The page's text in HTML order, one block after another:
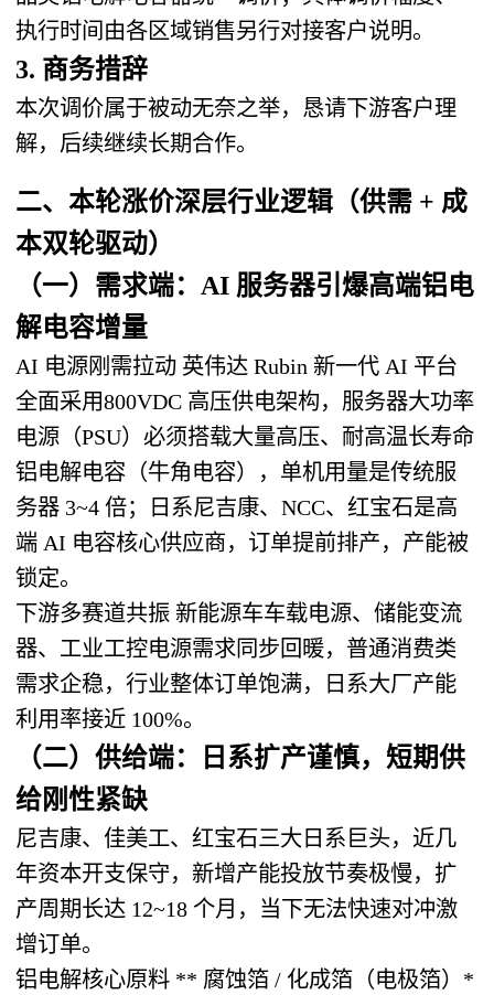
执行时间由各区域销售另行对接客户说明。
3. 商务措辞
本次调价属于被动无奈之举，恳请下游客户理
解，后续继续长期合作。
二、本轮涨价深层行业逻辑（供需 + 成
本双轮驱动）
（一）需求端： AI 服务器引爆高端铝电
解电容增量
AI 电源刚需拉动 英伟达 Rubin 新一代 AI 平台
全面采用800VDC 高压供电架构，服务器大功率
电源（PSU）必须搭载大量高压、耐高温长寿命
铝电解电容（牛角电容），单机用量是传统服
务器 3~4 倍；日系尼吉康、NCC、红宝石是高
端 AI 电容核心供应商，订单提前排产，产能被
锁定。
下游多赛道共振 新能源车车载电源、储能变流
器、工业工控电源需求同步回暖，普通消费类
需求企稳，行业整体订单饱满，日系大厂产能
利用率接近 100%。
（二）供给端：
日系扩产谨慎，短期供
给刚性紧缺
尼吉康、佳美工、红宝石三大日系巨头，近几
年资本开支保守，新增产能投放节奏极慢，扩
产周期长达 12~18 个月，当下无法快速对冲激
增订单。
铝电解核心原料 ** 腐蚀箔 / 化成箔（电极箔）*